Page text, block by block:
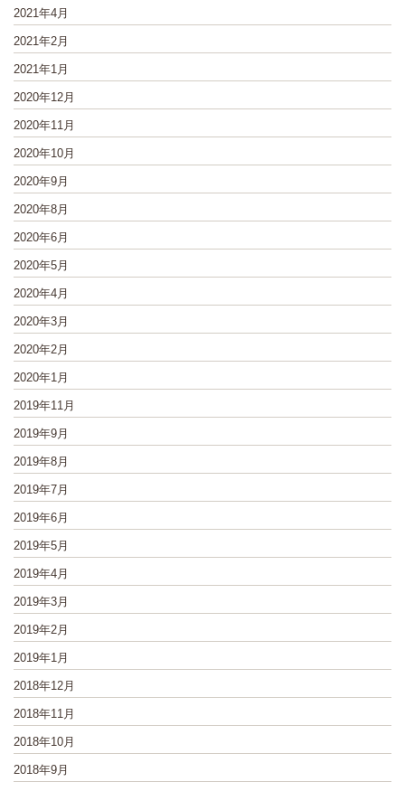
2021年4月
2021年2月
2021年1月
2020年12月
2020年11月
2020年10月
2020年9月
2020年8月
2020年6月
2020年5月
2020年4月
2020年3月
2020年2月
2020年1月
2019年11月
2019年9月
2019年8月
2019年7月
2019年6月
2019年5月
2019年4月
2019年3月
2019年2月
2019年1月
2018年12月
2018年11月
2018年10月
2018年9月